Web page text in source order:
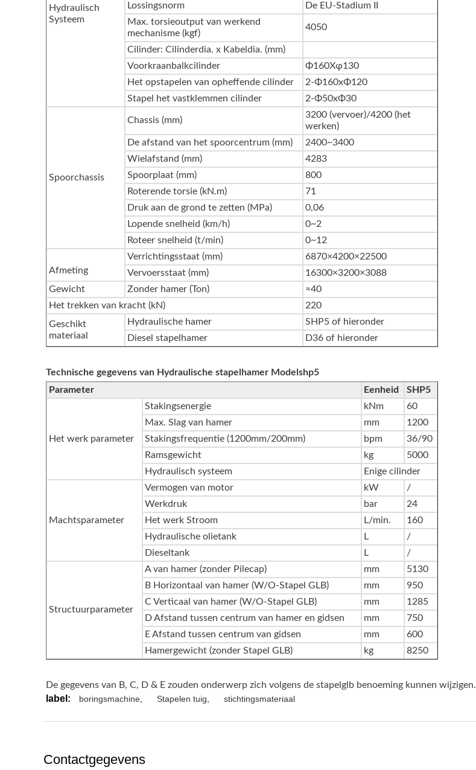
Hydraulisch
Systeem
Lossingsnorm
De EU-Stadium II
Max. torsieoutput van werkend
mechanisme (kgf)
4050
Cilinder: Cilinderdia. x Kabeldia. (mm)
Voorkraanbalkcilinder
Φ160Xφ130
Het opstapelen van opheffende cilinder
2-Φ160xΦ120
Stapel het vastklemmen cilinder
2-Φ50xΦ30
Spoorchassis
Chassis (mm)
3200 (vervoer)/4200 (het
werken)
De afstand van het spoorcentrum (mm)
2400~3400
Wielafstand (mm)
4283
Spoorplaat (mm)
800
Roterende torsie (kN.m)
71
Druk aan de grond te zetten (MPa)
0,06
Lopende snelheid (km/h)
0~2
Roteer snelheid (t/min)
0~12
Afmeting
Verrichtingsstaat (mm)
6870×4200×22500
Vervoersstaat (mm)
16300×3200×3088
Gewicht
Zonder hamer (Ton)
≈40
Het trekken van kracht (kN)
220
Geschikt
materiaal
Hydraulische hamer
SHP5 of hieronder
Diesel stapelhamer
D36 of hieronder
Technische gegevens van Hydraulische stapelhamer Modelshp5
Parameter
Eenheid SHP5
Het werk parameter
Stakingsenergie kNm
60
Max. Slag van hamer
mm
1200
Stakingsfrequentie (1200mm/200mm)
bpm
36/90
Ramsgewicht
kg
5000
Hydraulisch systeem
Enige cilinder
Machtsparameter
Vermogen van motor kW
/
Werkdruk
bar
24
Het werk Stroom
L/min.
160
Hydraulische olietank
L
/
Dieseltank
L /
Structuurparameter
A van hamer (zonder Pilecap) mm
5130
B Horizontaal van hamer (W/O-Stapel GLB)
mm
950
C Verticaal van hamer (W/O-Stapel GLB)
mm
1285
D Afstand tussen centrum van hamer en gidsen
mm
750
E Afstand tussen centrum van gidsen
mm
600
Hamergewicht (zonder Stapel GLB)
kg 8250
De gegevens van B, C, D & E zouden onderwerp zich volgens de stapelglb benoeming kunnen wijzigen.
label: boringsmachine Stapelen tuig stichtingsmateriaal
Contactgegevens